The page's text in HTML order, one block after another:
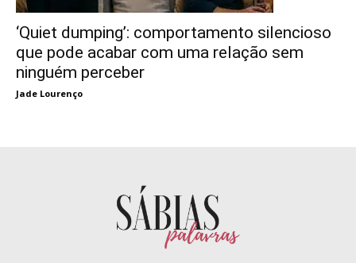
‘Quiet dumping’: comportamento silencioso
que pode acabar com uma relação sem
ninguém perceber
Jade Lourenço